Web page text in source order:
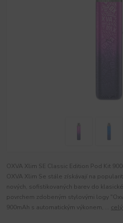
OXVA Xlim SE Classic Edition Pod Kit
OXVA Xlim Se stále získávají na
nových, sofistikovaných barev do
povrchem zdobeným stylovými logy
900mAh s automatickým výkonem, ...